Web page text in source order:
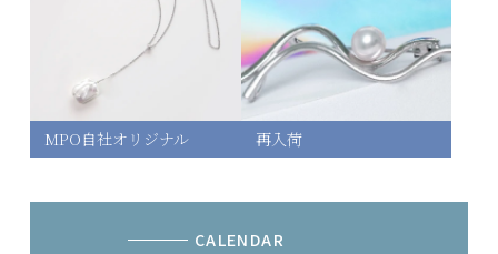
MPO自社オリジナル 再入荷
CALENDAR